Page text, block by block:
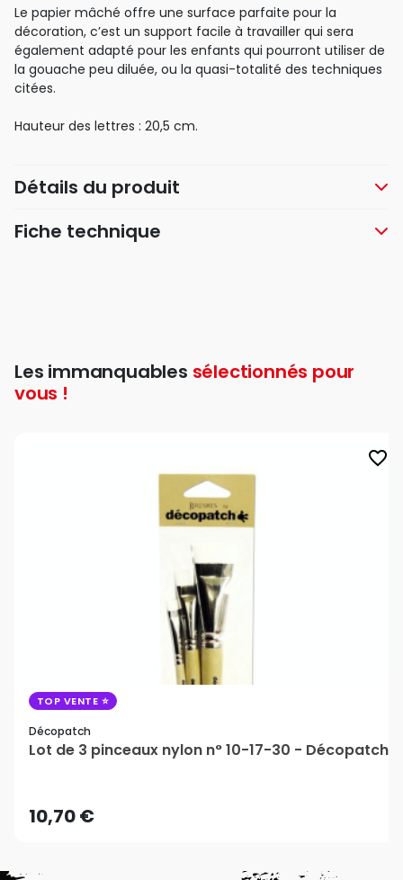
Le papier mâché offre une surface parfaite pour la
décoration, c’est un support facile à travailler qui sera
également adapté pour les enfants qui pourront utiliser de
la gouache peu diluée, ou la quasi-totalité des techniques
citées.
Hauteur des lettres : 20,5 cm.
Détails du produit
Fiche technique
Les immanquables sélectionnés pour
vous !
favorite_border
TOP VENTE
Décopatch
Lot de 3 pinceaux nylon n° 10-17-30 - Décopatch
10,70 €